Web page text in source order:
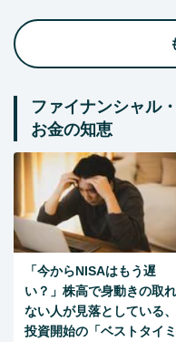
ファイナンシャル
お金の知恵
「今からNISAはもう遅
い？」株高で身動きの取れ
ない人が見落としている、
投資開始の「ベストタイミ